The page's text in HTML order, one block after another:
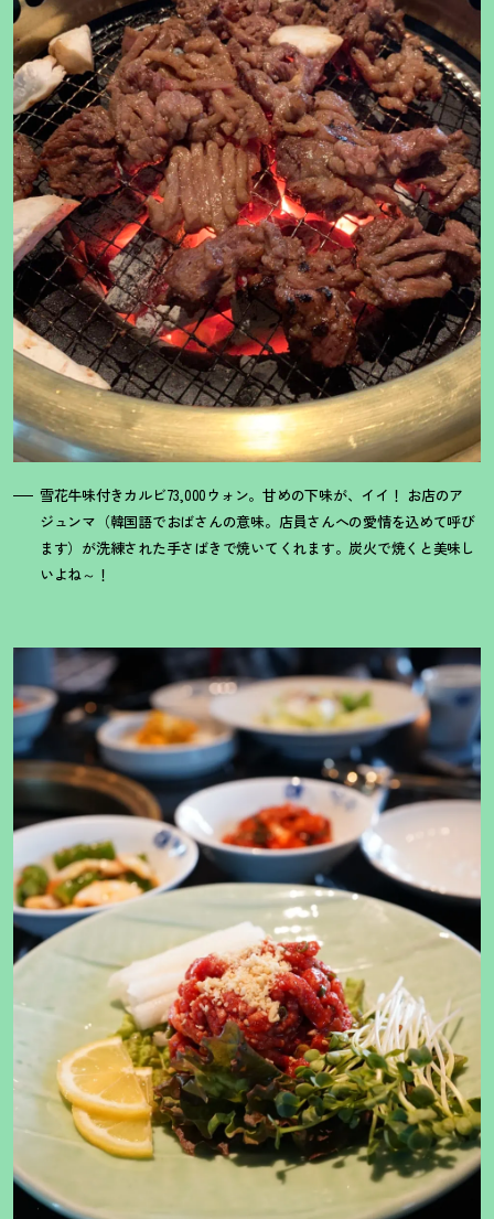
雪花牛味付きカルビ73,000ウォン。甘めの下味が、イイ ！ お店のア
ジュンマ（韓国語でおばさんの意味。店員さんへの愛情を込めて呼び
ます）が洗練された手さばきで焼いてくれます。炭火で焼くと美味し
いよね～ ！